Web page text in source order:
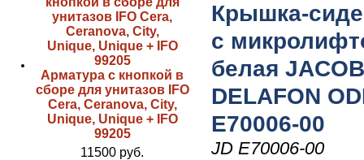
Арматура с кнопкой в
сборе для унитазов IFO
Cera, Ceranova, City,
Unique, Unique + IFO
99205
11500 руб.
Крышка-
с
белая JACOB
DELAFON
E70006-00
JD E70006-00